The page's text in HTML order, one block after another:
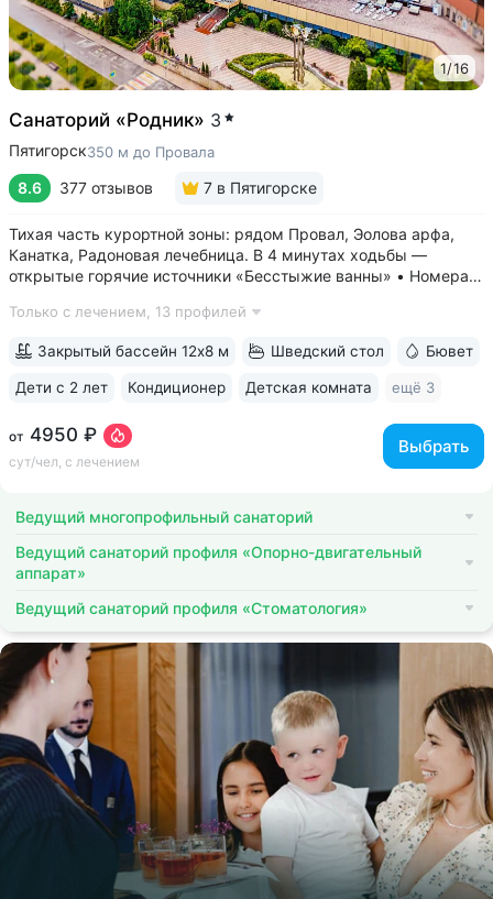
1/16
Санаторий «Родник» 3
Пятигорск350 м до Провала
8.6 377 отзывов 7 в Пятигорске
Тихая часть курортной зоны: рядом Провал, Эолова арфа,
Канатка, Радоновая лечебница. В 4 минутах ходьбы —
открытые горячие источники «Бесстыжие ванны» • Номера
виден Эльбрус и Кавказский хребет. Есть номера с балконом
Только с лечением, 13 профилей
от 4950 ₽
сут/чел, с лечением
Выбрать
Закрытый бассейн 12х8 м Шведский стол Бювет
Дети с 2 лет Кондиционер Детская комната ещё 3
Ведущий многопрофильный санаторий
Ведущий санаторий профиля «Опорно-двигательный
аппарат»
Ведущий санаторий профиля «Стоматология»